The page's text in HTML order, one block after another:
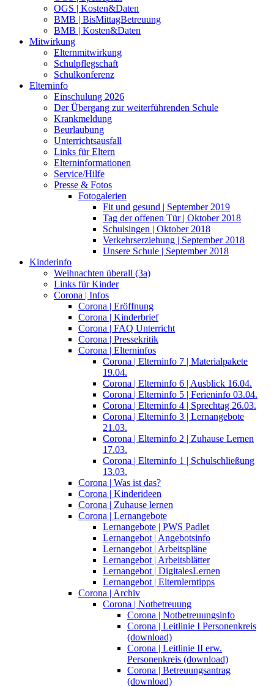
OGS | Kosten&Daten
BMB | BisMittagBetreuung
BMB | Kosten&Daten
Mitwirkung
Elternmitwirkung
Schulpflegschaft
Schulkonferenz
Elterninfo
Einschulung 2026
Der Übergang zur weiterführenden Schule
Krankmeldung
Beurlaubung
Unterrichtsausfall
Links für Eltern
Elterninformationen
Service/Hilfe
Presse & Fotos
Fotogalerien
Fit und gesund | September 2019
Tag der offenen Tür | Oktober 2018
Schulsingen | Oktober 2018
Verkehrserziehung | September 2018
Unsere Schule | September 2018
Kinderinfo
Weihnachten überall (3a)
Links für Kinder
Corona | Infos
Corona | Eröffnung
Corona | Kinderbrief
Corona | FAQ Unterricht
Corona | Pressekritik
Corona | Elterninfos
Corona | Elterninfo 7 | Materialpakete
19.04.
Corona | Elterninfo 6 | Ausblick 16.04.
Corona | Elterninfo 5 | Ferieninfo 03.04.
Corona | Elterninfo 4 | Sprechtag 26.03.
Corona | Elterninfo 3 | Lernangebote
21.03.
Corona | Elterninfo 2 | Zuhause Lernen
17.03.
Corona | Elterninfo 1 | Schulschließung
13.03.
Corona | Was ist das?
Corona | Kinderideen
Corona | Zuhause lernen
Corona | Lernangebote
Lernangebote | PWS Padlet
Lernangebot | Angebotsinfo
Lernangebot | Arbeitspläne
Lernangebot | Arbeitsblätter
Lernangebot | DigitalesLernen
Lernangebot | Elternlerntipps
Corona | Archiv
Corona | Notbetreuung
Corona | Notbetreuungsinfo
Corona | Leitlinie I Personenkreis
(download)
Corona | Leitlinie II erw.
Personenkreis (download)
Corona | Betreuungsantrag
(download)